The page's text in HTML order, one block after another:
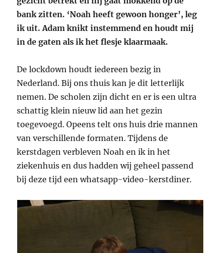
bank zitten. ‘Noah heeft gewoon honger’, leg
ik uit. Adam knikt instemmend en houdt mij
in de gaten als ik het flesje klaarmaak.
De lockdown houdt iedereen bezig in
Nederland. Bij ons thuis kan je dit letterlijk
nemen. De scholen zijn dicht en er is een ultra
schattig klein nieuw lid aan het gezin
toegevoegd. Opeens telt ons huis drie mannen
van verschillende formaten. Tijdens de
kerstdagen verbleven Noah en ik in het
ziekenhuis en dus hadden wij geheel passend
bij deze tijd een whatsapp-video-kerstdiner.